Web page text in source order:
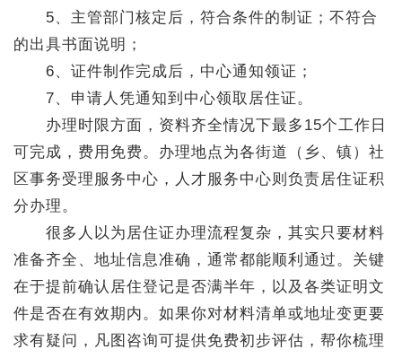
5、主管部门核定后，符合条件的制证；不符合
的出具书面说明；
6、证件制作完成后，中心通知领证；
7、申请人凭通知到中心领取居住证。
办理时限方面，资料齐全情况下最多15个工作日
可完成，费用免费。办理地点为各街道（乡、镇）社
区事务受理服务中心，人才服务中心则负责居住证积
分办理。
很多人以为居住证办理流程复杂，其实只要材料
准备齐全、地址信息准确，通常都能顺利通过。关键
在于提前确认居住登记是否满半年，以及各类证明文
件是否在有效期内。如果你对材料清单或地址变更要
求有疑问，凡图咨询可提供免费初步评估，帮你梳理